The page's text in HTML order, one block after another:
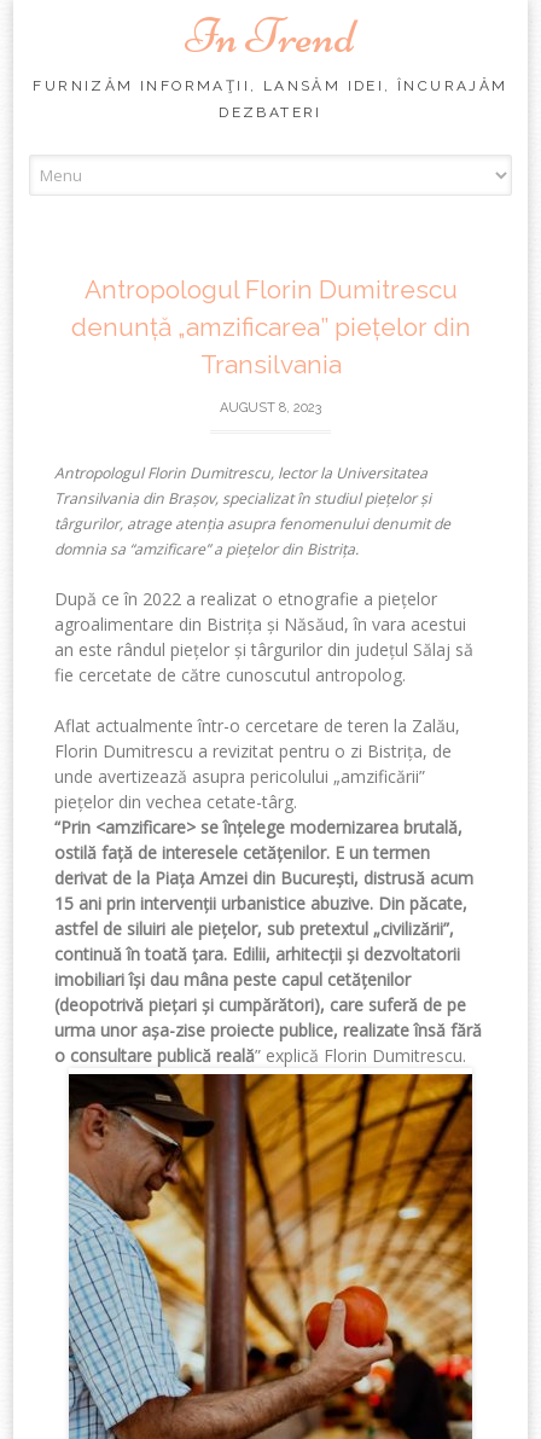
In Trend
FURNIZĂM INFORMAŢII, LANSĂM IDEI, ÎNCURAJĂM
DEZBATERI
to
Antropologul Florin Dumitrescu
denunță „amzificarea” piețelor din
Transilvania
AUGUST 8, 2023
Antropologul Florin Dumitrescu, lector la Universitatea
Transilvania din Brașov, specializat în studiul piețelor și
târgurilor, atrage atenția asupra fenomenului denumit de
domnia sa “amzificare” a piețelor din Bistrița.
După ce în 2022 a realizat o etnografie a piețelor
agroalimentare din Bistrița și Năsăud, în vara acestui
an este rândul piețelor și târgurilor din județul Sălaj să
fie cercetate de către cunoscutul antropolog.
Aflat actualmente într-o cercetare de teren la Zalău,
Florin Dumitrescu a revizitat pentru o zi Bistrița, de
unde avertizează asupra pericolului „amzificării”
piețelor din vechea cetate-târg.
“Prin <amzificare> se înțelege modernizarea brutală,
ostilă față de interesele cetățenilor. E un termen
derivat de la Piața Amzei din București, distrusă acum
15 ani prin intervenții urbanistice abuzive. Din păcate,
astfel de siluiri ale piețelor, sub pretextul „civilizării”,
continuă în toată țara. Edilii, arhitecții și dezvoltatorii
imobiliari își dau mâna peste capul cetățenilor
(deopotrivă piețari și cumpărători), care suferă de pe
urma unor așa-zise proiecte publice, realizate însă fără
o consultare publică reală” explică Florin Dumitrescu.